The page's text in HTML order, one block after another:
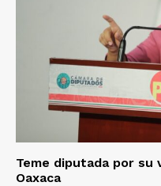
Teme diputada por su
Oaxaca